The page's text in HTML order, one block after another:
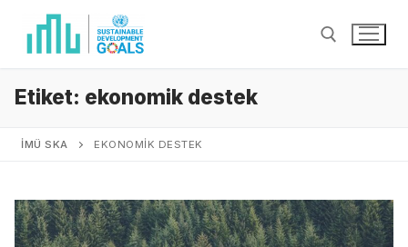
Etiket: ekonomik destek
İMÜ SKA EKONOMIK DESTEK